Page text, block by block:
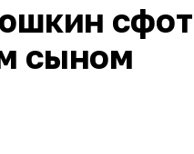
сыном